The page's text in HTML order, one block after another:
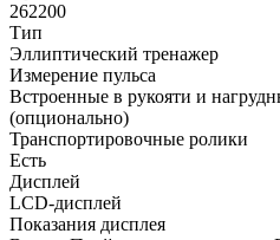
262200
Тип
Эллиптический тренажер
Измерение пульса
Встроенные в рукояти и
(опционально)
Транспортировочные ролики
Есть
Дисплей
LCD-дисплей
Показания дисплея